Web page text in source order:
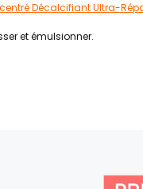
Décalcifiant Ultra-
et émulsionner.